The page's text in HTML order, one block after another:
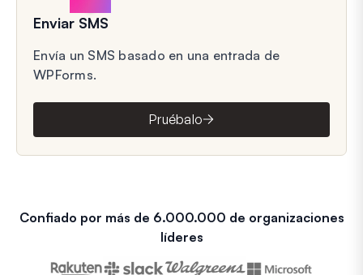
Enviar SMS
Envía un SMS basado en una entrada de
WPForms.
Pruébalo
Confiado por más de 6.000.000 de organizaciones
líderes